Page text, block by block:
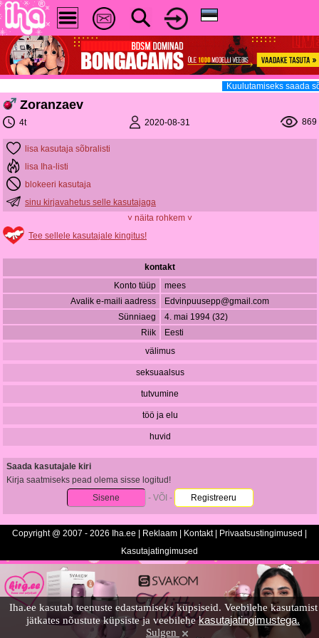
Iha.ee kasutab teenuste edastamiseks küpsiseid. Veebilehe kasutamist
jätkates nõustute küpsiste ja veebilehekasutajatingimustega.
Sulgen
Kuulutamiseks saada
Zoranzaev
4t 2020-08-31 869
lisa kasutaja sõbralisti
lisa Iha-listi
blokeeri kasutaja
sinu kirjavahetus selle kasutajaga
˅ näita rohkem ˅
Tee sellele kasutajale kingitus!
kontakt
Konto tüüp
mees
Avalik e-maili aadress
Edvinpuusepp@gmail.com
Sünniaeg
4. mai 1994 (32)
Riik
Eesti
välimus
seksuaalsus
tutvumine
töö ja elu
huvid
Saada kasutajale kiri
Kirja saatmiseks pead olema sisse logitud!
Sisene
- VÕI - Registreeru
Copyright @ 2007 - 2026 Iha.ee | Reklaam Kontakt| Privaatsustingimused
Kasutajatingimused